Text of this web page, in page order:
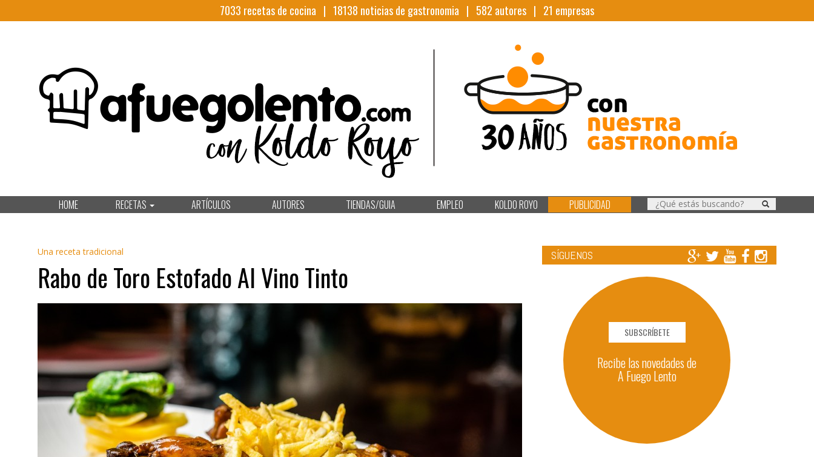
7033 recetas de cocina | 18138 noticias de gastronomia | 582 autores | 21 empresas
HOME RECETAS ARTÍCULOS AUTORES TIENDAS/GUIA EMPLEO KOLDO ROYO PUBLICIDAD
Una receta tradicional
Rabo de Toro Estofado Al Vino Tinto
SÍGUENOS
SUBSCRÍBETE
Recibe las novedades de
A Fuego Lento